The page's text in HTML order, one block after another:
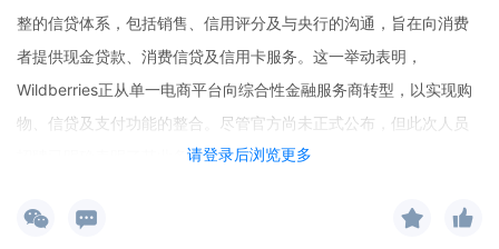
请登录后浏览更多
整的信贷体系，包括销售、信用评分及与央行的沟通，旨在向消费
者提供现金贷款、消费信贷及信用卡服务。这一举动表明，
Wildberries正从单一电商平台向综合性金融服务商转型，以实现购
物、信贷及支付功能的整合。尽管官方尚未正式公布，但此次人员
招聘已明确表明了其业务扩展的意向。